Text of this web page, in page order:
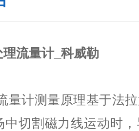
理流量计_科威勒
量计测量原理基于法
中切割磁力线运动时